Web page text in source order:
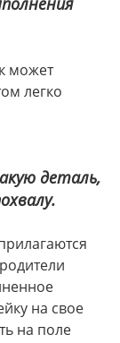
может
легко
деталь,
на свое
на поле